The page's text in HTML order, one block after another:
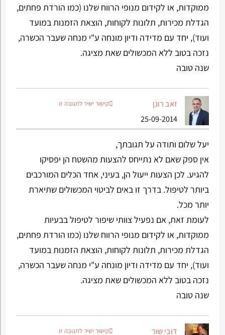
ממוקדות, או לקידום מנופי הרווח שלנו (כמו הורדת פחתים,
הגדלת מכירות, תלונות לקוחות, הוצאת הזמנות במועד
ועוד), יחד עם מדידה ודיון מונחה ע"י מנחה שעבר הכשרה,
נזכה בטוב ללא המכשולים שאת מציגה.
שנה טובה
זאב רונן
25-09-2014
קישור ישיר לתגובה זו
יעל שלום ותודה על תגובתך,
אין ספק שאם לא נתייחס להצעות מהשטח הן יפסיקו
להגיע. לכן הצעות ייעול הן, בעיני, אחד הכלים המורכבים
ביותר לטיפול. בדרך זו באים לביטוי המכשולים שתיארת
יותר מכל.
לעומת זאת, אם נפעיל צוותי שיפור לטיפול בבעיות
ממוקדות, או לקידום מנופי הרווח שלנו (כמו הורדת פחתים,
הגדלת מכירות, תלונות לקוחות, הוצאת הזמנות במועד
ועוד), יחד עם מדידה ודיון מונחה ע"י מנחה שעבר הכשרה,
נזכה בטוב ללא המכשולים שאת מציגה.
שנה טובה
דובי שור
קישור ישיר לתגובה זו